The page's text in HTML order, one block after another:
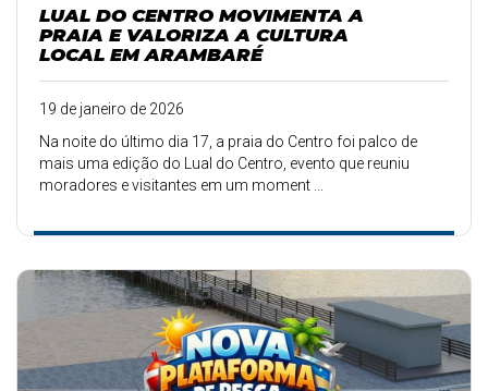
LUAL DO CENTRO MOVIMENTA A
PRAIA E VALORIZA A CULTURA
LOCAL EM ARAMBARÉ
19 de janeiro de 2026
Na noite do último dia 17, a praia do Centro foi palco de
mais uma edição do Lual do Centro, evento que reuniu
moradores e visitantes em um moment ...